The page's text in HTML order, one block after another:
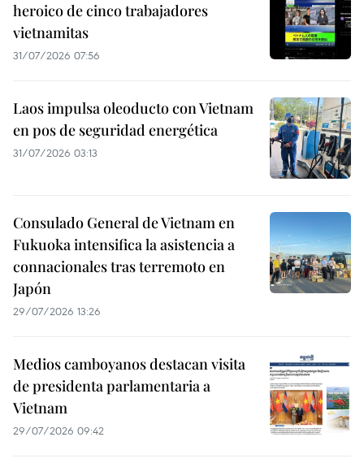
heroico de cinco trabajadores
vietnamitas
31/07/2026 07:56
Laos impulsa oleoducto con Vietnam
en pos de seguridad energética
31/07/2026 03:13
Consulado General de Vietnam en
Fukuoka intensifica la asistencia a
connacionales tras terremoto en
Japón
29/07/2026 13:26
Medios camboyanos destacan visita
de presidenta parlamentaria a
Vietnam
29/07/2026 09:42